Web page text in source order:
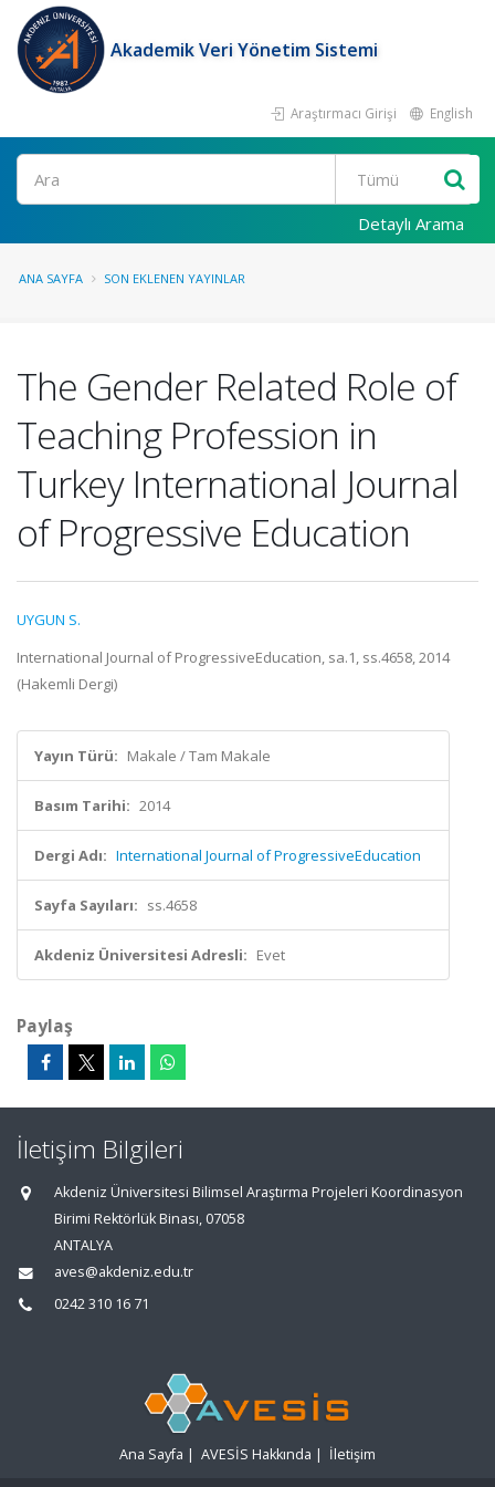
Akademik Veri Yönetim Sistemi
Araştırmacı Girişi English
Ara
Detaylı Arama
ANA SAYFA SON EKLENEN YAYINLAR
The Gender Related Role of
Teaching Profession in
Turkey International Journal
of Progressive Education
UYGUN S.
International Journal of ProgressiveEducation, sa.1, ss.4658, 2014
(Hakemli Dergi)
Yayın Türü: Makale / Tam Makale
Basım Tarihi: 2014
Dergi Adı: International Journal of ProgressiveEducation
Sayfa Sayıları: ss.4658
Akdeniz Üniversitesi Adresli: Evet
Paylaş
İletişim Bilgileri
Akdeniz Üniversitesi Bilimsel Araştırma Projeleri Koordinasyon
Birimi Rektörlük Binası, 07058
ANTALYA
aves@akdeniz.edu.tr
0242 310 16 71
Ana Sayfa | AVESİS Hakkında | İletişim